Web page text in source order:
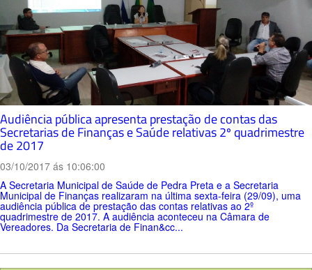
Audiência pública apresenta prestação de contas das
Secretarias de Finanças e Saúde relativas 2º quadrimestre
de 2017
03/10/2017 ás 10:06:00
A Secretaria Municipal de Saúde de Pedra Preta e a Secretaria
Municipal de Finanças realizaram na última sexta-feira (29/09), uma
audiência pública de prestação das contas relativas ao 2º
quadrimestre de 2017. A audiência aconteceu na Câmara de
Vereadores. Da Secretaria de Finan&cc...